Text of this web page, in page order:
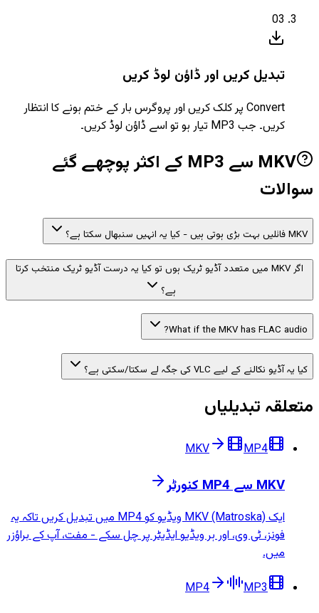
03
تبدیل کریں اور ڈاؤن لوڈ کریں
Convert پر کلک کریں اور پروگرس بار کے ختم ہونے کا انتظار
کریں۔ جب MP3 تیار ہو تو اسے ڈاؤن لوڈ کریں۔
MKV سے MP3 کے اکثر پوچھے گئے
سوالات
MKV فائلیں بہت بڑی ہوتی ہیں - کیا یہ انہیں سنبھال سکتا ہے؟
اگر MKV میں متعدد آڈیو ٹریک ہوں تو کیا یہ درست آڈیو ٹریک منتخب کرتا
ہے؟
What if the MKV has FLAC audio?
کیا یہ آڈیو نکالنے کے لیے VLC کی جگہ لے سکتا/سکتی ہے؟
متعلقہ تبدیلیاں
MKV MP4
MKV سے MP4 کنورٹر
ایک MKV (Matroska) ویڈیو کو MP4 میں تبدیل کریں تاکہ یہ
فونز، ٹی وی، اور ہر ویڈیو ایڈیٹر پر چل سکے - مفت، آپ کے براؤزر
میں.
MP4
MP3